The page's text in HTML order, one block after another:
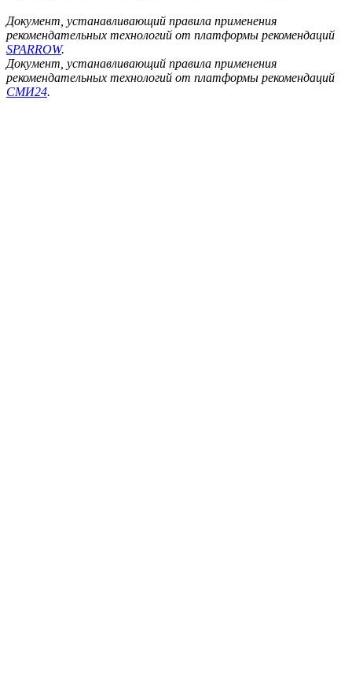
Документ, устанавливающий правила применения
рекомендательных технологий от платформы рекомендаций
SPARROW.
Документ, устанавливающий правила применения
рекомендательных технологий от платформы рекомендаций
СМИ24.